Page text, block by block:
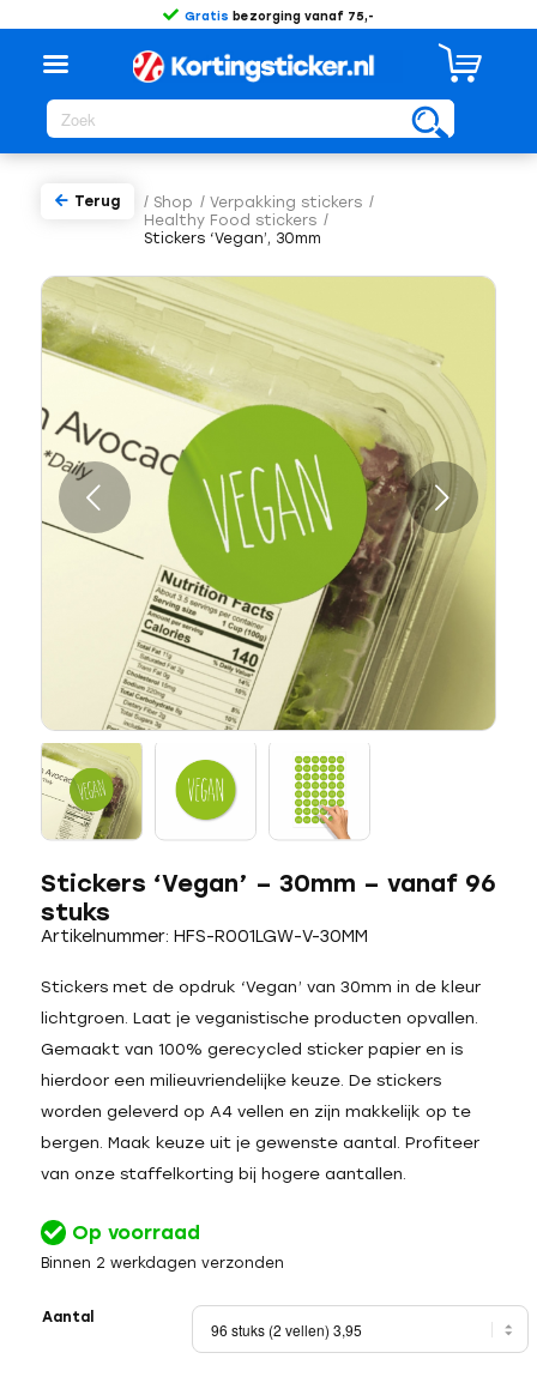
Gratis bezorging vanaf 75,-
/ Shop / Verpakking stickers /
Healthy Food stickers /
Stickers ‘Vegan’, 30mm
Terug
Volgende
Stickers ‘Vegan’ – 30mm – vanaf 96
stuks
Artikelnummer: HFS-R001LGW-V-30MM
Stickers met de opdruk ‘Vegan’ van 30mm in de kleur
lichtgroen. Laat je veganistische producten opvallen.
Gemaakt van 100% gerecycled sticker papier en is
hierdoor een milieuvriendelijke keuze. De stickers
worden geleverd op A4 vellen en zijn makkelijk op te
bergen. Maak keuze uit je gewenste aantal. Profiteer
van onze staffelkorting bij hogere aantallen.
Op voorraad
Binnen 2 werkdagen verzonden
Aantal